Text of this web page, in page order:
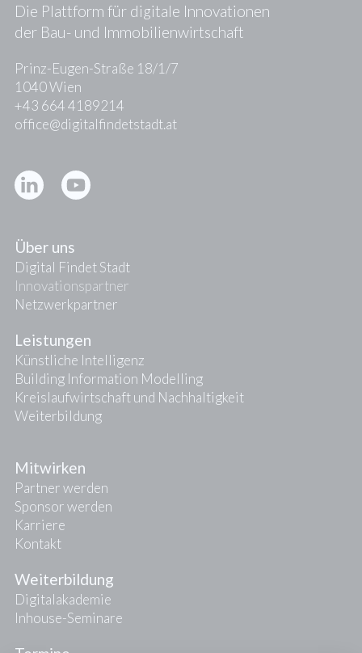
Die Plattform für digitale Innovationen
der Bau- und Immobilienwirtschaft
Prinz-Eugen-Straße 18/1/7
1040 Wien
+43 664 4189214
office@digitalfindetstadt.at
Über uns
Digital Findet Stadt
Innovationspartner
Netzwerkpartner
Leistungen
Künstliche Intelligenz
Building Information Modelling
Kreislaufwirtschaft und Nachhaltigkeit
Weiterbildung
Mitwirken
Partner werden
Sponsor werden
Karriere
Kontakt
Weiterbildung
Digitalakademie
Inhouse-Seminare